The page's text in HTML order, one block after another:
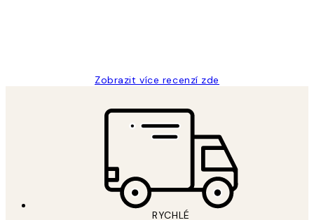
Zobrazit více recenzí zde
RYCHLÉ